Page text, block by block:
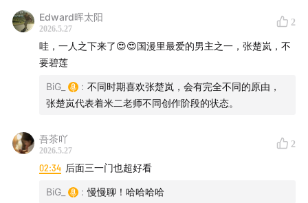
Edward晖太阳
2026.5.27
2
哇，一人之下来了😍😍国漫里最爱的男主之一，张楚岚，不
要碧莲
BiG_ : 不同时期喜欢张楚岚，会有完全不同的原由，
张楚岚代表着米二老师不同创作阶段的状态。
吾茶吖
2026.5.27
2
02:34 后面三一门也超好看
BiG_ : 慢慢聊！哈哈哈哈